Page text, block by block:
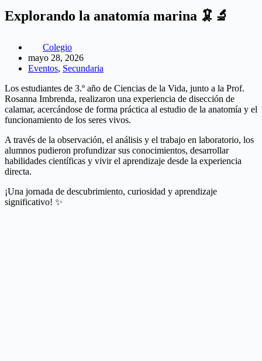
Explorando la anatomía marina 🦑🔬
Colegio
mayo 28, 2026
Eventos, Secundaria
Los estudiantes de 3.º año de Ciencias de la Vida, junto a la Prof.
Rosanna Imbrenda, realizaron una experiencia de disección de
calamar, acercándose de forma práctica al estudio de la anatomía y el
funcionamiento de los seres vivos.
A través de la observación, el análisis y el trabajo en laboratorio, los
alumnos pudieron profundizar sus conocimientos, desarrollar
habilidades científicas y vivir el aprendizaje desde la experiencia
directa.
¡Una jornada de descubrimiento, curiosidad y aprendizaje
significativo! ✨